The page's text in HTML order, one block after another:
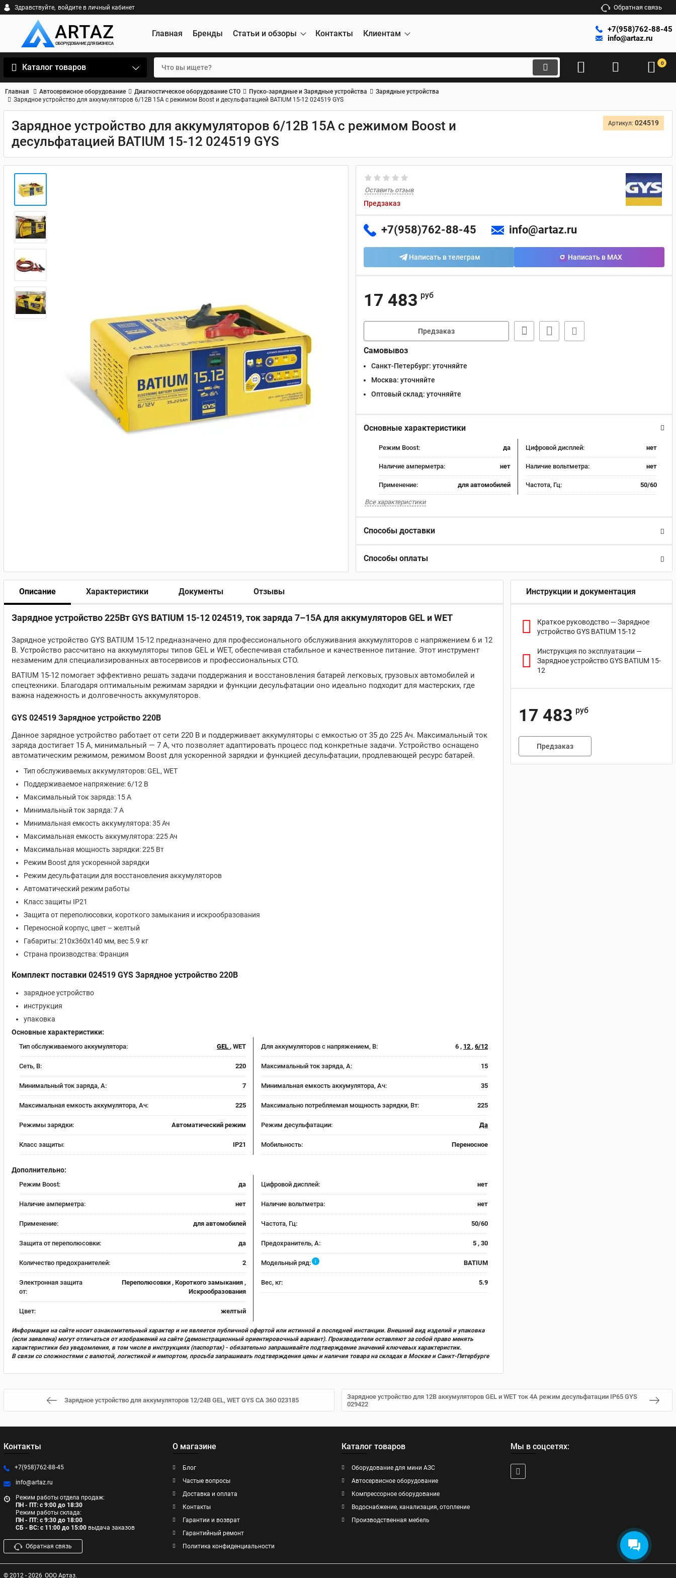
Здравствуйте, войдите в личный кабинет Обратная связь
Главная Бренды Статьи и обзоры Контакты Клиентам
+7(958)762-88-45
info@artaz.ru
Каталог товаров 0
Главная Автосервисное оборудование Диагностическое оборудование СТО Пуско-зарядные и Зарядные устройства
Зарядные устройства
Зарядное устройство для аккумуляторов 6/12В 15А с режимом Boost и десульфатацией BATIUM 15-12 024519 GYS
Зарядное устройство для аккумуляторов 6/12В 15А с режимом Boost и
десульфатацией BATIUM 15-12 024519 GYS
Артикул: 024519
Оставить отзыв
Предзаказ
+7(958)762-88-45 info@artaz.ru
Написать в телеграм Написать в MAX
17 483 руб
Предзаказ
Самовывоз
Санкт-Петербург: уточняйте
Москва: уточняйте
Оптовый склад: уточняйте
Основные характеристики
Режим Boost: да Цифровой дисплей: нет
Наличие амперметра: нет Наличие вольтметра: нет
Применение: для автомобилей Частота, Гц: 50/60
Все характеристики
Способы доставки
Способы оплаты
Описание Характеристики Документы Отзывы
Зарядное устройство 225Вт GYS BATIUM 15-12 024519, ток заряда 7–15А для аккумуляторов GEL и WET
Зарядное устройство GYS BATIUM 15-12 предназначено для профессионального обслуживания аккумуляторов с напряжением 6 и 12
В. Устройство рассчитано на аккумуляторы типов GEL и WET, обеспечивая стабильное и качественное питание. Этот инструмент
незаменим для специализированных автосервисов и профессиональных СТО.
BATIUM 15-12 помогает эффективно решать задачи поддержания и восстановления батарей легковых, грузовых автомобилей и
спецтехники. Благодаря оптимальным режимам зарядки и функции десульфатации оно идеально подходит для мастерских, где
важна надежность и долговечность аккумуляторов.
GYS 024519 Зарядное устройство 220В
Данное зарядное устройство работает от сети 220 В и поддерживает аккумуляторы с емкостью от 35 до 225 Ач. Максимальный ток
заряда достигает 15 А, минимальный — 7 А, что позволяет адаптировать процесс под конкретные задачи. Устройство оснащено
автоматическим режимом, режимом Boost для ускоренной зарядки и функцией десульфатации, продлевающей ресурс батарей.
Тип обслуживаемых аккумуляторов: GEL, WET
Поддерживаемое напряжение: 6/12 В
Максимальный ток заряда: 15 А
Минимальный ток заряда: 7 А
Минимальная емкость аккумулятора: 35 Ач
Максимальная емкость аккумулятора: 225 Ач
Максимальная мощность зарядки: 225 Вт
Режим Boost для ускоренной зарядки
Режим десульфатации для восстановления аккумуляторов
Автоматический режим работы
Класс защиты IP21
Защита от переполюсовки, короткого замыкания и искрообразования
Переносной корпус, цвет – желтый
Габариты: 210х360х140 мм, вес 5.9 кг
Страна производства: Франция
Комплект поставки 024519 GYS Зарядное устройство 220В
зарядное устройство
инструкция
упаковка
Основные характеристики:
Тип обслуживаемого аккумулятора: GEL , WET Для аккумуляторов с напряжением, В: 6 , 12 , 6/12
Сеть, В: 220 Максимальный ток заряда, А: 15
Минимальный ток заряда, А: 7 Минимальная емкость аккумулятора, Ач: 35
Максимальная емкость аккумулятора, Ач: 225 Максимально потребляемая мощность зарядки, Вт: 225
Режимы зарядки: Автоматический режим Режим десульфатации: Да
Класс защиты: IP21 Мобильность: Переносное
Дополнительно:
Режим Boost: да Цифровой дисплей: нет
Наличие амперметра: нет Наличие вольтметра: нет
Применение: для автомобилей Частота, Гц: 50/60
Защита от переполюсовки: да Предохранитель, А: 5 , 30
Количество предохранителей: 2 Модельный ряд: i BATIUM
Электронная защита
от:
Переполюсовки , Короткого замыкания ,
Искрообразования
Вес, кг: 5.9
Цвет: желтый
Информация на сайте носит ознакомительный характер и не является публичной офертой или истинной в последней инстанции. Внешний вид изделий и упаковка
(если заявлена) могут отличаться от изображений на сайте (демонстрационный ориентировочный вариант). Производители оставляют за собой право менять
характеристики без уведомления, в том числе в инструкциях (паспортах) - обязательно запрашивайте подтверждение значений ключевых характеристик.
В связи со сложностями с валютой, логистикой и импортом, просьба запрашивать подтверждения цены и наличия товара на складах в Москве и Санкт-Петербурге
Инструкции и документация
Краткое руководство — Зарядное
устройство GYS BATIUM 15-12
Инструкция по эксплуатации —
Зарядное устройство GYS BATIUM 15-
12
17 483 руб
Предзаказ
Зарядное устройство для аккумуляторов 12/24В GEL, WET GYS CA 360 023185
Зарядное устройство для 12В аккумуляторов GEL и WET ток 4A режим десульфатации IP65 GYS
029422
Контакты
+7(958)762-88-45
info@artaz.ru
Режим работы отдела продаж:
ПН - ПТ: с 9:00 до 18:30
Режим работы склада:
ПН - ПТ: с 9:30 до 18:00
СБ - ВС: с 11:00 до 15:00 выдача заказов
Обратная связь
О магазине
Блог
Частые вопросы
Доставка и оплата
Контакты
Гарантии и возврат
Гарантийный ремонт
Политика конфиденциальности
Каталог товаров
Оборудование для мини АЗС
Автосервисное оборудование
Компрессорное оборудование
Водоснабжение, канализация, отопление
Производственная мебель
Мы в соцсетях:
© 2012 - 2026 ООО Артаз.